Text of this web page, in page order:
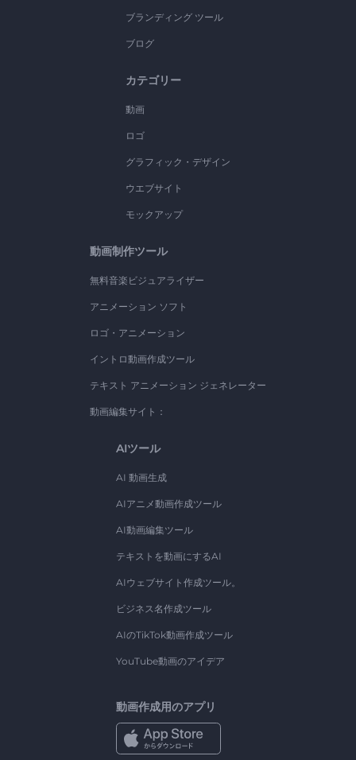
ブランディング ツール
ブログ
カテゴリー
動画
ロゴ
グラフィック・デザイン
ウエブサイト
モックアップ
動画制作ツール
無料音楽ビジュアライザー
アニメーション ソフト
ロゴ・アニメーション
イントロ動画作成ツール
テキスト アニメーション ジェネレーター
動画編集サイト：
AIツール
AI 動画生成
AIアニメ動画作成ツール
AI動画編集ツール
テキストを動画にするAI
AIウェブサイト作成ツール。
ビジネス名作成ツール
AIのTikTok動画作成ツール
YouTube動画のアイデア
動画作成用のアプリ